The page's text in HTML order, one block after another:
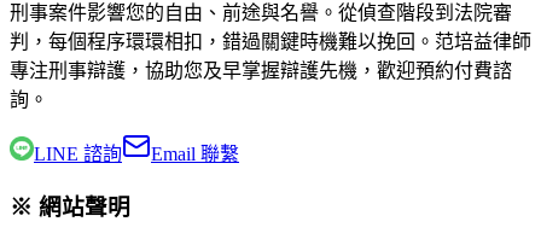
刑事案件影響您的自由、前途與名譽。從偵查階段到法院審
判，每個程序環環相扣，錯過關鍵時機難以挽回。 范培益律師
專注刑事辯護，協助您及早掌握辯護先機，歡迎預約付費諮
詢。
LINE 諮詢 Email 聯繫
※ 網站聲明